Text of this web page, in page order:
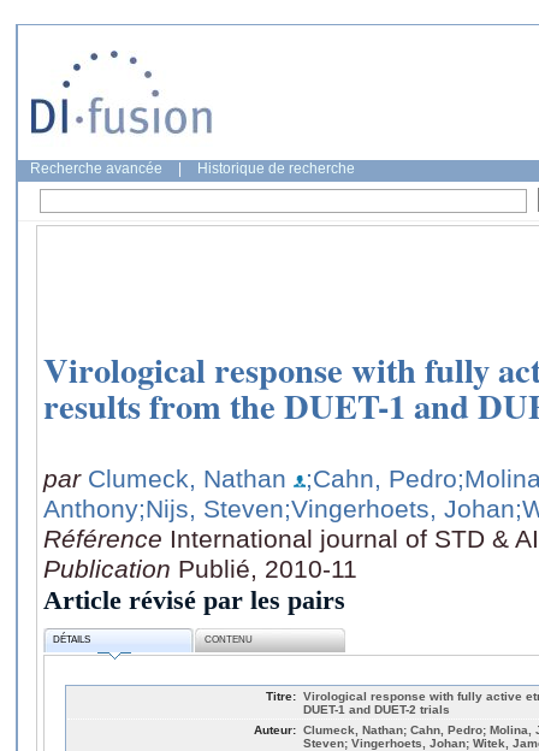
Recherche avancée Historique de recherche
Virological response with fully
results from the DUET-1 and
par Clumeck, Nathan ;Cahn, Pedro
Anthony;Nijs, Steven;Vingerhoets, Johan
Référence International journal of STD &
Publication Publié, 2010-11
Article révisé par les pairs
DÉTAILS CONTENU
Titre: Virological response with fully active
DUET-1 and DUET-2 trials
Auteur: Clumeck, Nathan; Cahn, Pedro;
Steven; Vingerhoets, Johan; Witek,